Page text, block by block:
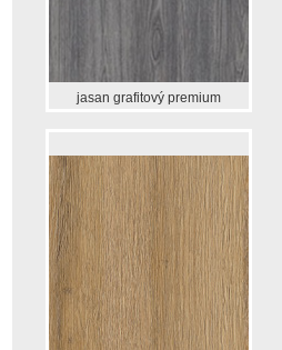
jasan grafitový premium